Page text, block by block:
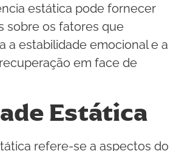
estática pode fornecer
sobre os fatores que
a estabilidade emocional e a
em face de
Estática
refere-se a aspectos do